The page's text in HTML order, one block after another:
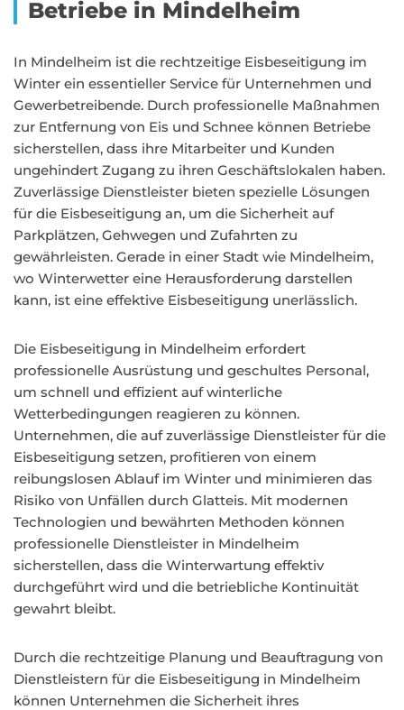
Betriebe in Mindelheim
In Mindelheim ist die rechtzeitige Eisbeseitigung im
Winter ein essentieller Service für Unternehmen und
Gewerbetreibende. Durch professionelle Maßnahmen
zur Entfernung von Eis und Schnee können Betriebe
sicherstellen, dass ihre Mitarbeiter und Kunden
ungehindert Zugang zu ihren Geschäftslokalen haben.
Zuverlässige Dienstleister bieten spezielle Lösungen
für die Eisbeseitigung an, um die Sicherheit auf
Parkplätzen, Gehwegen und Zufahrten zu
gewährleisten. Gerade in einer Stadt wie Mindelheim,
wo Winterwetter eine Herausforderung darstellen
kann, ist eine effektive Eisbeseitigung unerlässlich.
Die Eisbeseitigung in Mindelheim erfordert
professionelle Ausrüstung und geschultes Personal,
um schnell und effizient auf winterliche
Wetterbedingungen reagieren zu können.
Unternehmen, die auf zuverlässige Dienstleister für die
Eisbeseitigung setzen, profitieren von einem
reibungslosen Ablauf im Winter und minimieren das
Risiko von Unfällen durch Glatteis. Mit modernen
Technologien und bewährten Methoden können
professionelle Dienstleister in Mindelheim
sicherstellen, dass die Winterwartung effektiv
durchgeführt wird und die betriebliche Kontinuität
gewahrt bleibt.
Durch die rechtzeitige Planung und Beauftragung von
Dienstleistern für die Eisbeseitigung in Mindelheim
können Unternehmen die Sicherheit ihres